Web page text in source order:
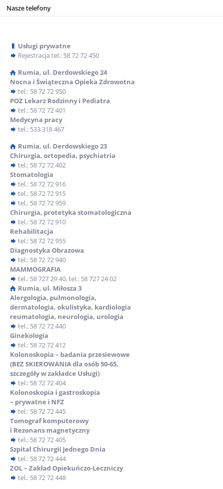
Podstawowa Opieka Zdrowotna
Podstawowa Opieka Zdrowotna
ul. Derdowskiego 24
84-230 Rumia
Nocna i Świąteczna Opieka Zdrowotna
Gabinet Zabiegowy
Poradnia dzieci zdrowych:
W ramach Podstawowej Opieki Zdrowotnej działają dwie
placówki:
Poradnia Lekarza POZ
ul. Derdowskiego 24, 84-230 Rumia
tel.: 58 72 72 401
Niepubliczny Zakład Opieki Zdrowotnej Nr 1 – Filia
ul. 10 Lutego 13, 84-200 Wejherowo
tel.: 58 78 24 433
Informacje ogólne:
Osoby ubezpieczone w Narodowym Funduszu Zdrowia
zobowiązane są zgodnie z Zarządzeniem nr 42 Prezesa NFZ z
dnia 2 lipca 2007 do wypełnienia i złożenia odpowiedniego
druku deklaracji wyboru w recepcji naszej placówki.
Deklaracja wyboru dotyczy:
lekarza podstawowej opieki zdrowotnej (lekarz rodzinny,
w przypadku dzieci – pediatra),
pielęgniarki podstawowej opieki zdrowotnej,
położnej podstawowej opieki zdrowotnej (w przypadku
Nasze telefony
Usługi prywatne
Rejestracja tel.: 58 72 72 450
Rumia, ul. Derdowskiego 24
Nocna i Świąteczna Opieka Zdrowotna
tel.: 58 72 72 950
POZ Lekarz Rodzinny i Pediatra
tel.: 58 72 72 401
Medycyna pracy
tel.: 533 318 467
Rumia, ul. Derdowskiego 23
Chirurgia, ortopedia, psychiatria
tel.: 58 72 72 402
Stomatologia
tel.: 58 72 72 916
tel.: 58 72 72 915
tel.: 58 72 72 959
Chirurgia, protetyka stomatologiczna
tel.: 58 72 72 910
Rehabilitacja
tel.: 58 72 72 955
Diagnostyka Obrazowa
tel.: 58 72 72 940
MAMMOGRAFIA
tel.: 58 727 29 40,tel.: 58 727 24 02
Rumia, ul. Miłosza 3
Alergologia, pulmonologia,
dermatologia, okulistyka, kardiologia
reumatologia, neurologia, urologia
tel.: 58 72 72 440
Ginekologia
tel.: 58 72 72 412
Kolonoskopia – badania przesiewowe
(BEZ SKIEROWANIA dla osób 50-65,
szczegóły w zakładce Usługi)
tel.: 58 72 72 404
Kolonoskopia i gastroskopia
– prywatne i NFZ
tel.: 58 72 72 445
Tomograf komputerowy
i Rezonans magnetyczny
tel.: 58 72 72 405
Szpital Chirurgii Jednego Dnia
tel.: 58 72 72 444
ZOL – Zakład Opiekuńczo-Leczniczy
tel.: 58 72 72 448